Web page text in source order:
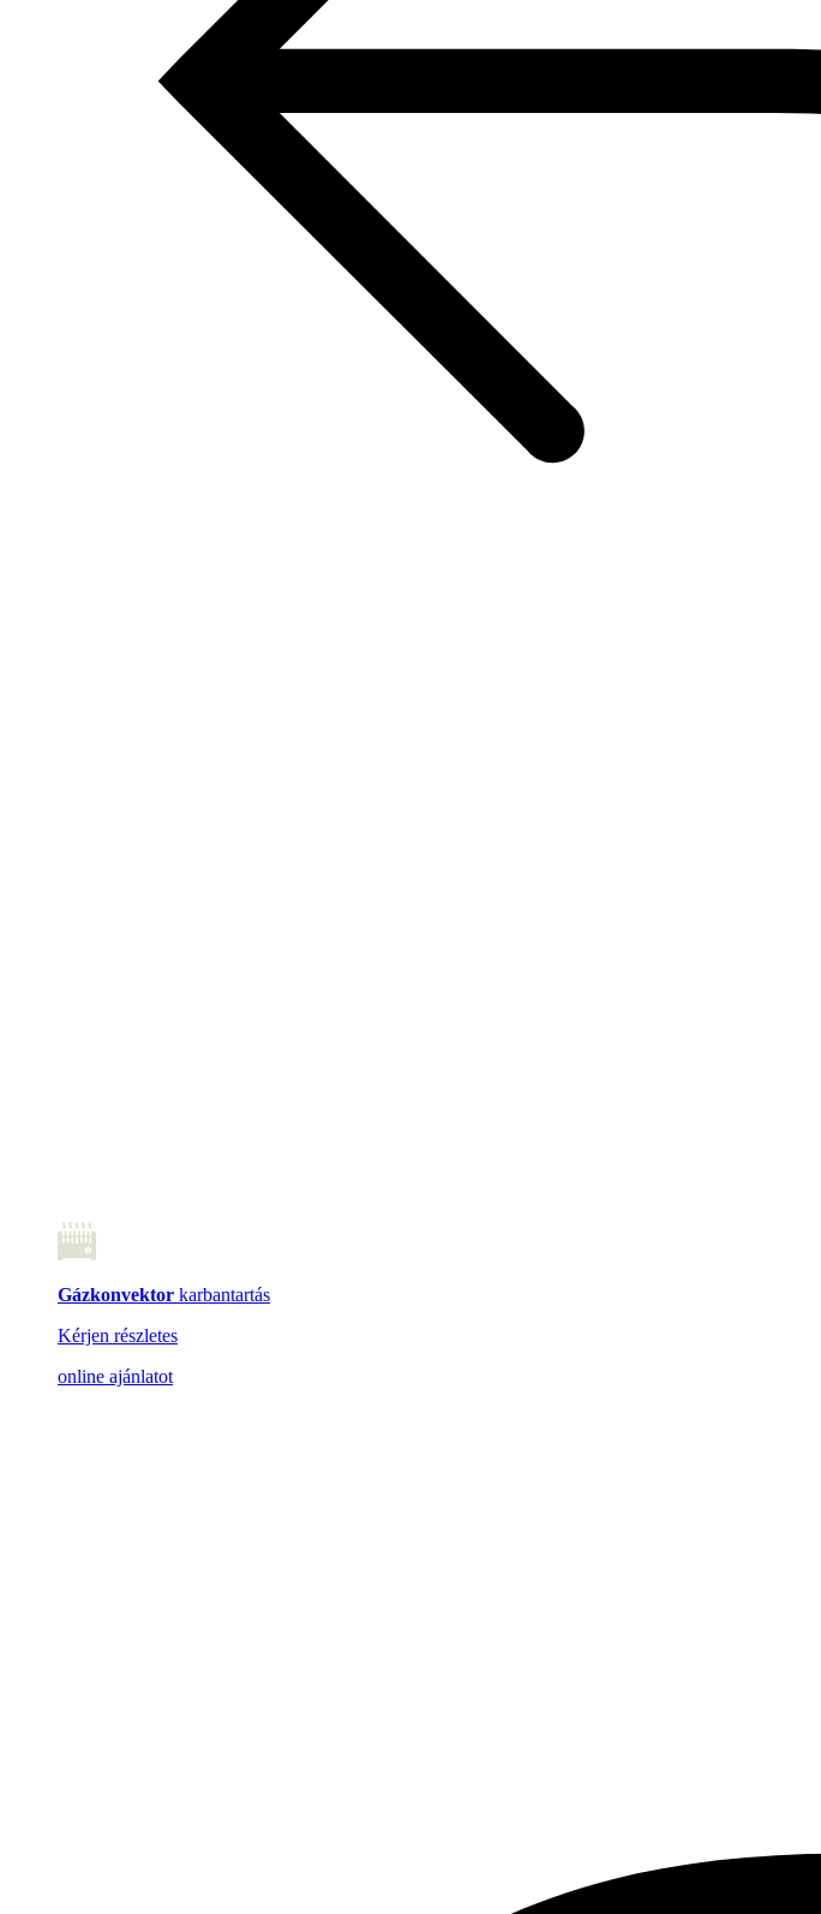
Gázkonvektor karbantartás
Kérjen részletes
online ajánlatot